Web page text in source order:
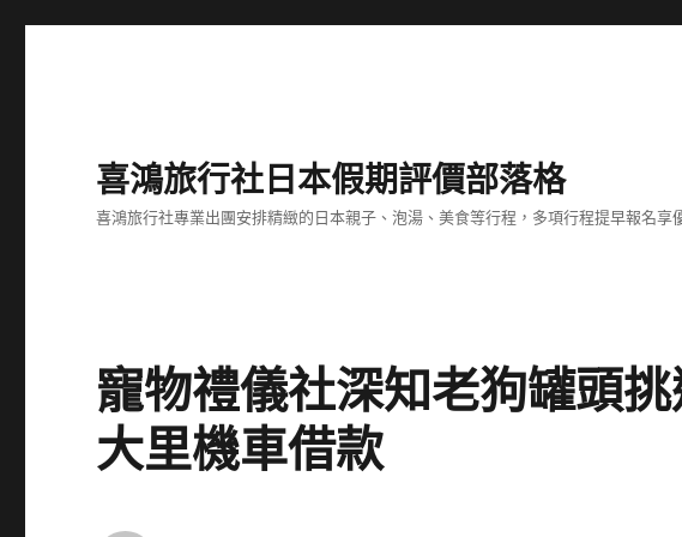
喜鴻旅行社日本假期評價部落格
喜鴻旅行社專業出團安排精緻的日本親子、泡湯、美食等行程，多項行程提早報名享
寵物禮儀社深知老狗罐頭
大里機車借款